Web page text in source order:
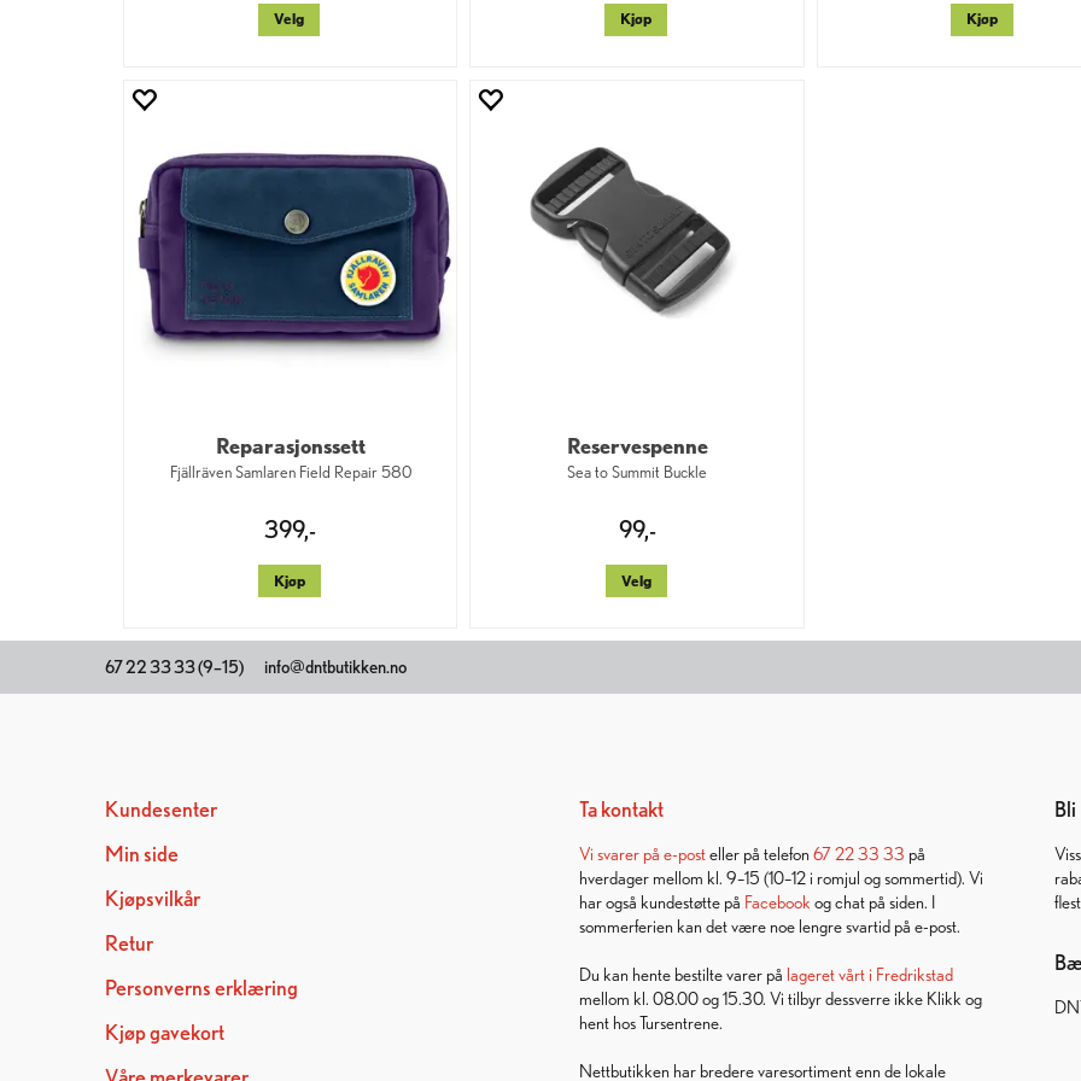
Velg Kjøp Kjøp
Reparasjonssett
Fjällräven Samlaren Field Repair 580
399,-
Kjøp
Reservespenne
Sea to Summit Buckle
99,-
Velg
67 22 33 33 (9–15) info@dntbutikken.no
Kundesenter
Min side
Kjøpsvilkår
Retur
Personverns erklæring
Kjøp gavekort
Ta kontakt
Vi svarer påe-posteller på telefon67 22 33 33 på
hverdager mellom kl. 9–15 (10–12 i romjul og sommertid). Vi
har også kundestøtte på Facebook og chat på siden. I
sommerferien kan det være noe lengre svartid på e-post.
Du kan hente bestilte varer på lageret vårt i Fredrikstad
mellom kl. 08.00 og 15.30. Vi tilbyr dessverre ikke Klikk og
hent hos Tursentrene.
Nettbutikken har bredere varesortiment enn de lokale
Bli